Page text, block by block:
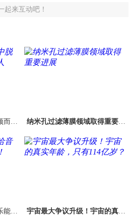
起来互动吧！
而出
纳米孔过滤薄膜领域取得重要进
能让
宇宙最大争议升级！宇宙的真实